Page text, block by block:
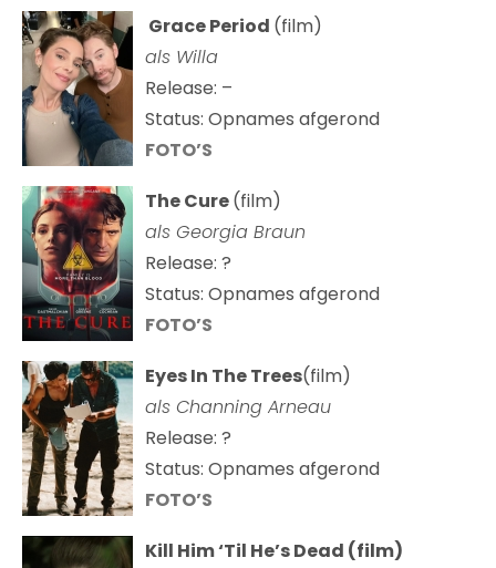
Grace Period (film)
als Willa
Release: –
Status: Opnames afgerond
FOTO’S
The Cure(film)
als Georgia Braun
Release: ?
Status: Opnames afgerond
FOTO’S
Eyes In The Trees(film)
als Channing Arneau
Release: ?
Status: Opnames afgerond
FOTO’S
Kill Him ‘Til He’s Dead (film)